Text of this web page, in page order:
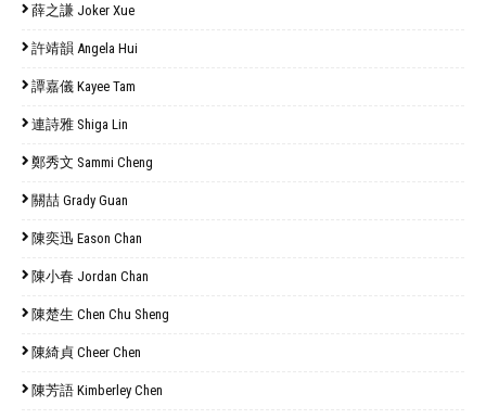
薛之謙 Joker Xue
許靖韻 Angela Hui
譚嘉儀 Kayee Tam
連詩雅 Shiga Lin
鄭秀文 Sammi Cheng
關喆 Grady Guan
陳奕迅 Eason Chan
陳小春 Jordan Chan
陳楚生 Chen Chu Sheng
陳綺貞 Cheer Chen
陳芳語 Kimberley Chen